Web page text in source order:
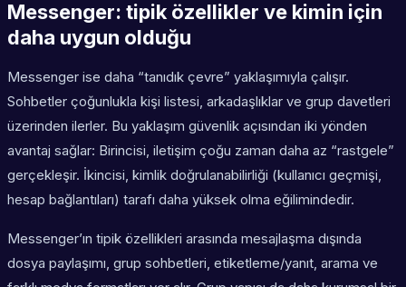
Messenger: tipik özellikler ve kimin için
daha uygun olduğu
Messenger ise daha “tanıdık çevre” yaklaşımıyla çalışır.
Sohbetler çoğunlukla kişi listesi, arkadaşlıklar ve grup davetleri
üzerinden ilerler. Bu yaklaşım güvenlik açısından iki yönden
avantaj sağlar: Birincisi, iletişim çoğu zaman daha az “rastgele”
gerçekleşir. İkincisi, kimlik doğrulanabilirliği (kullanıcı geçmişi,
hesap bağlantıları) tarafı daha yüksek olma eğilimindedir.
Messenger’ın tipik özellikleri arasında mesajlaşma dışında
dosya paylaşımı, grup sohbetleri, etiketleme/yanıt, arama ve